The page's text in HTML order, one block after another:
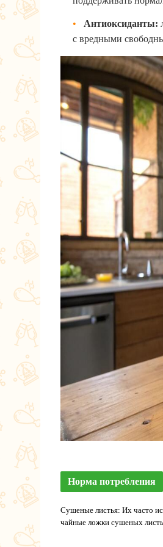
Антиоксиданты:
с вредными
Норма потребления
Сушеные листья: Их часто
чайные ложки сушеных